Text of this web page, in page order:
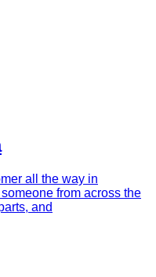
all the way in
from across the
and